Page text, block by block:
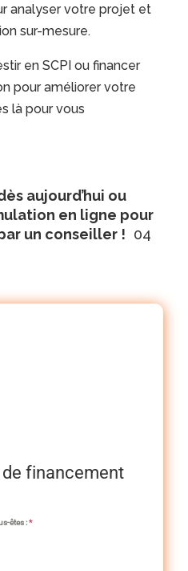
analyser votre projet et
sur-mesure.
en SCPI ou financer
pour améliorer votre
là pour vous
aujourd’hui ou
en ligne pour
un conseiller ! 04
financement
êtes :*